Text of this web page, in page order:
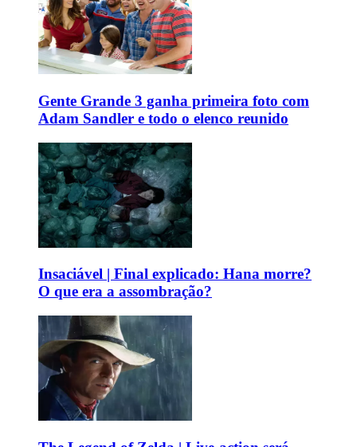
Gente Grande 3 ganha primeira foto com
Adam Sandler e todo o elenco reunido
Insaciável | Final explicado: Hana morre?
O que era a assombração?